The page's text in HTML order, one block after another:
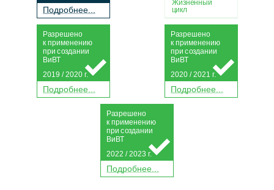
Подробнее...
Жизненный
цикл
Подробнее...
Разрешено
к применению
присоздании
Ви ВТ
2019 / 2020 г.
Подробнее...
Разрешено
к применению
присоздании
Ви ВТ
2020 / 2021 г.
Подробнее...
Разрешено
к применению
присоздании
Ви ВТ
2022 / 2023 г.